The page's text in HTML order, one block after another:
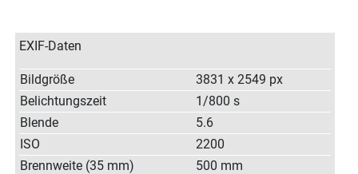
EXIF-Daten
Bildgröße
3831 x 2549 px
Belichtungszeit
1/800 s
Blende
5.6
ISO
2200
Brennweite (35 mm)
500 mm